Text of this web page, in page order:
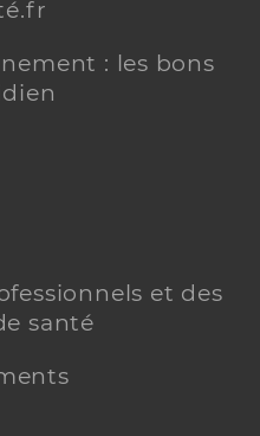
: les bons
et des
santé